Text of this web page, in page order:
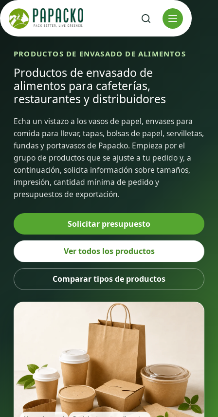
al
contenido
PRODUCTOS DE ENVASADO DE ALIMENTOS
Productos de envasado de
alimentos para cafeterías,
restaurantes y distribuidores
Echa un vistazo a los vasos de papel, envases para
comida para llevar, tapas, bolsas de papel, servilletas,
fundas y portavasos de Papacko. Empieza por el
grupo de productos que se ajuste a tu pedido y, a
continuación, solicita información sobre tamaños,
impresión, cantidad mínima de pedido y
presupuestos de exportación.
Solicitar presupuesto
Ver todos los productos
Comparar tipos de productos